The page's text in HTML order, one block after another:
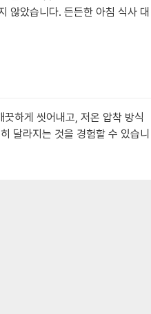
않았습니다. 든든한 아침 식사 대
하게 씻어내고, 저온 압착 방식
달라지는 것을 경험할 수 있습니